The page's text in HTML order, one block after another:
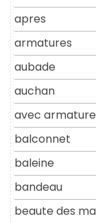
apres
armatures
aubade
auchan
avec
balconnet
baleine
bandeau
beaute des